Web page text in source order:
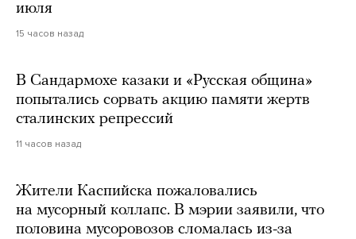
июля
15 часов назад
В Сандармохе казаки и «Русская община»
попытались сорвать акцию памяти жертв
сталинских репрессий
11 часов назад
Жители Каспийска пожаловались
на мусорный коллапс. В мэрии заявили, что
половина мусоровозов сломалась из-за